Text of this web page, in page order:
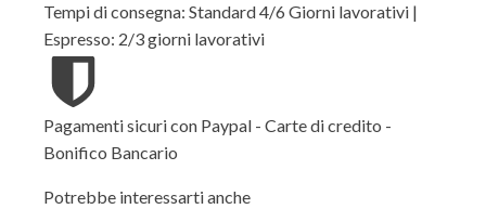
Tempi di consegna: Standard 4/6 Giorni lavorativi |
Espresso: 2/3 giorni lavorativi
Pagamenti sicuri con Paypal - Carte di credito -
Bonifico Bancario
Potrebbe interessarti anche